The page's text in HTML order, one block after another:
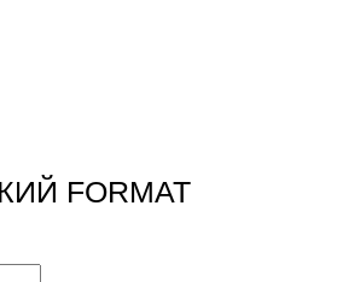
FORMAT